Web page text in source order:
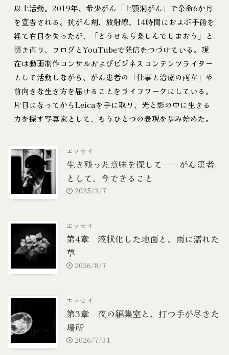
以上活動。2019年、希少がん「上顎洞がん」で余命6か月
を宣告される。抗がん剤、放射線、14時間におよぶ手術を
経て右目を失ったが、「どうせなら楽しんでしまおう」と
開き直り、ブログとYouTubeで発信をつづけている。現
在は動画制作コンサルおよびビジネスコンテンツライター
として活動しながら、がん患者の「仕事と治療の両立」や
前向きな生き方を届けることをライフワークにしている。
片目になってからLeicaを手に取り、光と影の中に生きる
力を探す写真家として、もうひとつの表現を歩み始めた。
エッセイ
生き残った意味を探して——がん患者
として、今できること
2025/3/7
エッセイ
第4章 液状化した地面と、雨に濡れた
草
2026/8/7
エッセイ
第3章 夜の編集室と、打つ手が尽きた
場所
2026/7/31